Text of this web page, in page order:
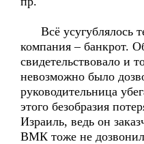
Всё усугублялось
компания – банкрот.
свидетельствовало и
невозможно было
руководительница
этого безобразия
Израиль, ведь он
ВМК тоже не